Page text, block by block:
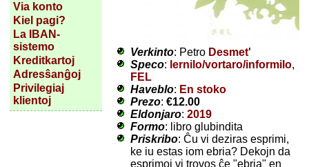
Via konto
Kiel pagi?
La IBAN-
sistemo
Kreditkartoj
Adresŝanĝoj
Privilegiaj
klientoj
Verkinto: Petro Desmet'
Speco: lernilo/vortaro/informilo,
FEL
Haveblo: En stoko
Prezo: €12.00
Eldonjaro: 2019
Formo: libro glubindita
Priskribo: Ĉu vi deziras esprimi,
ke iu estas iom ebria? Dekojn da
esprimoj vi trovos ĉe "ebria" en